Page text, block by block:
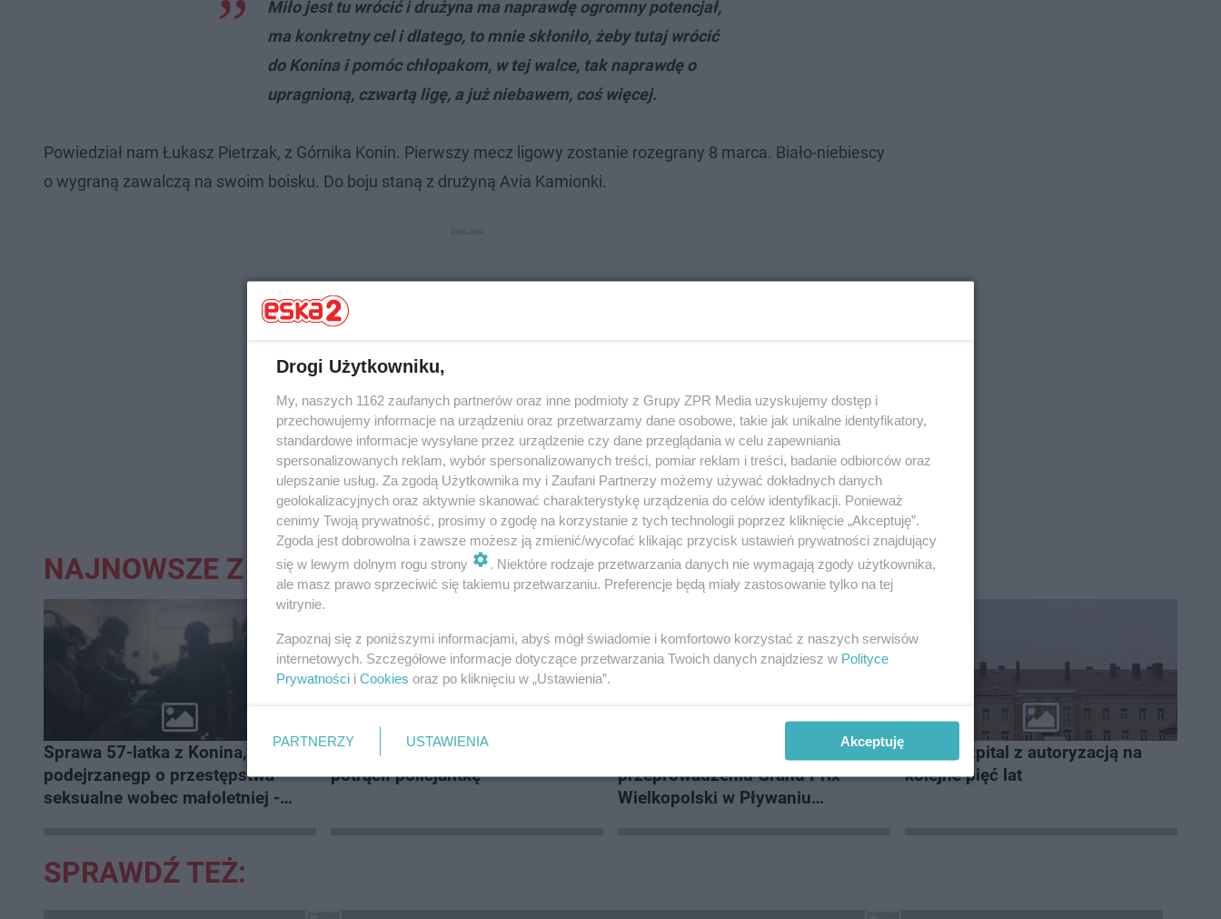
Miło jest tu wrócić i drużyna ma naprawdę ogromny potencjał,
ma konkretny cel i dlatego, to mnie skłoniło, żeby tutaj wrócić
do Konina i pomóc chłopakom, w tej walce, tak naprawdę o
upragnioną, czwartą ligę, a już niebawem, coś więcej.
Powiedział nam Łukasz Pietrzak, z Górnika Konin. Pierwszy mecz ligowy zostanie rozegrany 8 marca. Biało-niebiescy
o wygraną zawalczą na swoim boisku.​ Do boju staną z drużyną Avia Kamionki.
NAJNOWSZE Z DZIAŁU:
Sprawa 57-latka z Konina,
podejrzanegp o przestępstwa
seksualne wobec małoletniej -
Trwa obława na mężczyzne, który
potrącił policjantkę
przeprowadzeniu Grand Prix
Wielkopolski w Pływaniu
Kolski szpital z autoryzacją na
kolejne pięć lat
SPRAWDŹ TEŻ:
Drogi Użytkowniku,
My, naszych 1162 zaufanych partnerów oraz inne podmioty z Grupy ZPR Media uzyskujemy dostęp i
przechowujemy informacje na urządzeniu oraz przetwarzamy dane osobowe, takie jak unikalne identyfikatory,
standardowe informacje wysyłane przez urządzenie czy dane przeglądania w celu zapewniania
spersonalizowanych reklam, wybór spersonalizowanych treści, pomiar reklam i treści, badanie odbiorców oraz
ulepszanie usług. Za zgodą Użytkownika my i Zaufani Partnerzy możemy używać dokładnych danych
geolokalizacyjnych oraz aktywnie skanować charakterystykę urządzenia do celów identyfikacji. Ponieważ
cenimy Twoją prywatność, prosimy o zgodę na korzystanie z tych technologii poprzez kliknięcie „Akceptuję”.
Zgoda jest dobrowolna i zawsze możesz ją zmienić/wycofać klikając przycisk ustawień prywatności znajdujący
się w lewym dolnym rogu strony
. Niektóre rodzaje przetwarzania danych nie wymagają zgody użytkownika,
ale masz prawo sprzeciwić się takiemu przetwarzaniu. Preferencje będą miały zastosowanie tylko na tej
witrynie.
Zapoznaj się z poniższymi informacjami, abyś mógł świadomie i komfortowo korzystać z naszych serwisów
internetowych. Szczegółowe informacje dotyczące przetwarzania Twoich danych znajdziesz w Polityce
Prywatności i Cookies oraz po kliknięciu w „Ustawienia”.
PARTNERZY USTAWIENIA Akceptuję